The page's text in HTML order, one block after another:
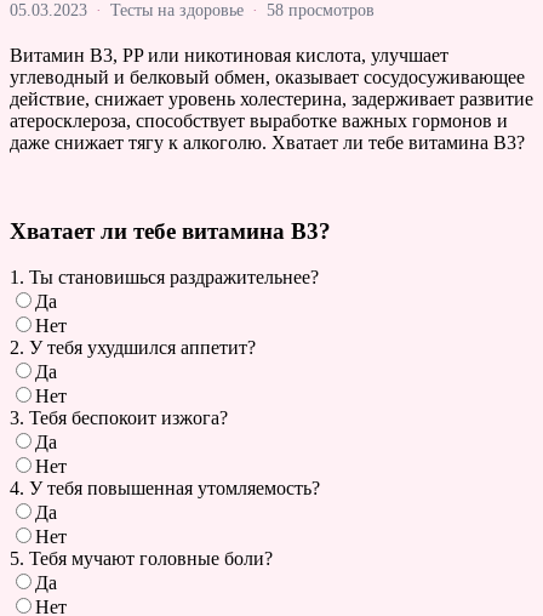
05.03.2023 · Тесты на здоровье · 58 просмотров
Витамин B3, PP или никотиновая кислота, улучшает
углеводный и белковый обмен, оказывает сосудосуживающее
действие, снижает уровень холестерина, задерживает развитие
атеросклероза, способствует выработке важных гормонов и
даже снижает тягу к алкоголю. Хватает ли тебе витамина B3?
Хватает ли тебе витамина B3?
1. Ты становишься раздражительнее?
Да
Нет
2. У тебя ухудшился аппетит?
Да
Нет
3. Тебя беспокоит изжога?
Да
Нет
4. У тебя повышенная утомляемость?
Да
Нет
5. Тебя мучают головные боли?
Да
Нет